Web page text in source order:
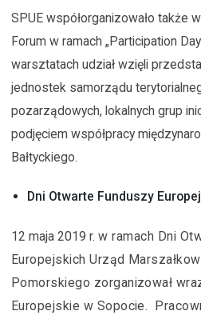
SPUE współorganizowało także
Forum w ramach „Participation
warsztatach udział wzięli
jednostek samorządu
pozarządowych, lokalnych grup
podjęciem współpracy
Bałtyckiego.
Dni Otwarte Funduszy
12 maja 2019 r. w ramach Dni
Europejskich Urząd
Pomorskiego zorganizował
Europejskie w Sopocie.